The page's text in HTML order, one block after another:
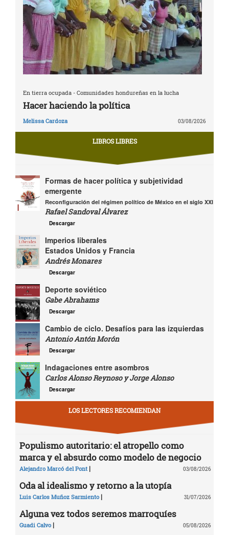
En tierra ocupada - Comunidades hondureñas en la lucha
Hacer haciendo la política
Melissa Cardoza 03/08/2026
LIBROS LIBRES
Formas de hacer política y subjetividad
emergente
Reconfiguración del régimen político de México en el siglo XXI
Rafael Sandoval Álvarez
Descargar
Imperios liberales
Estados Unidos y Francia
Andrés Monares
Descargar
Deporte soviético
Gabe Abrahams
Descargar
Cambio de ciclo. Desafíos para las izquierdas
Antonio Antón Morón
Descargar
Indagaciones entre asombros
Carlos Alonso Reynoso y Jorge Alonso
Descargar
LOS LECTORES RECOMIENDAN
Populismo autoritario: el atropello como
marca y el absurdo como modelo de negocio
Alejandro Marcó del Pont | 03/08/2026
Oda al idealismo y retorno a la utopía
Luis Carlos Muñoz Sarmiento | 31/07/2026
Alguna vez todos seremos marroquíes
Guadi Calvo | 05/08/2026